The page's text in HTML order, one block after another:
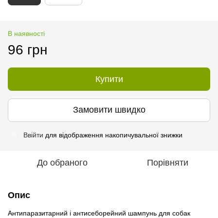
В наявності
96 грн
Купити
Замовити швидко
Ввійти для відображення накопичувальної знижки
До обраного Порівняти
Опис
Антипаразитарний і антисеборейний шампунь для собак